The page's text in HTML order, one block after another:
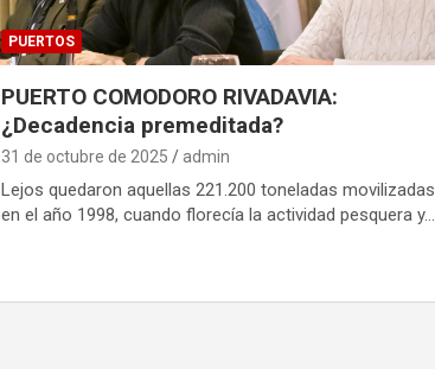
PUERTOS
PUERTO COMODORO RIVADAVIA:
¿Decadencia premeditada?
31 de octubre de 2025 admin
Lejos quedaron aquellas 221.200 toneladas movilizadas
en el año 1998, cuando florecía la actividad pesquera y…